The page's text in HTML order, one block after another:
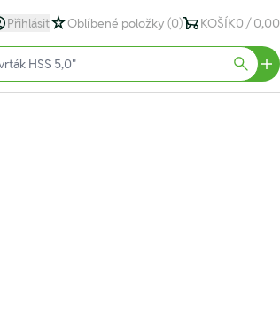
Přihlásit Oblíbené položky (0) KOŠÍK0 / 0,00